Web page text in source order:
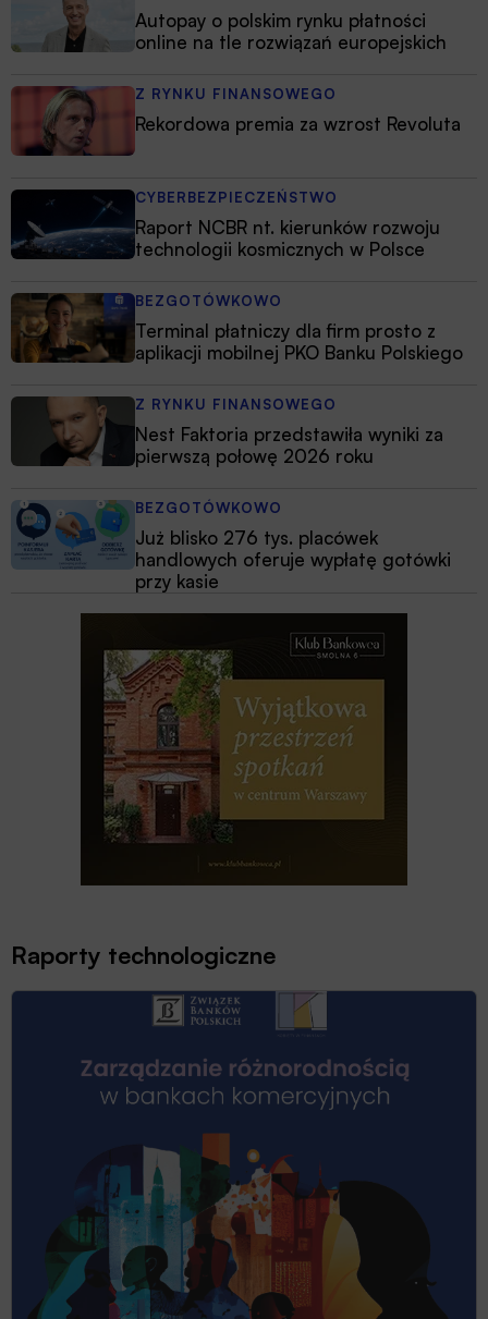
Autopay o polskim rynku płatności
online na tle rozwiązań europejskich
Z RYNKU FINANSOWEGO
Rekordowa premia za wzrost Revoluta
CYBERBEZPIECZEŃSTWO
Raport NCBR nt. kierunków rozwoju
technologii kosmicznych w Polsce
BEZGOTÓWKOWO
Terminal płatniczy dla firm prosto z
aplikacji mobilnej PKO Banku Polskiego
Z RYNKU FINANSOWEGO
Nest Faktoria przedstawiła wyniki za
pierwszą połowę 2026 roku
BEZGOTÓWKOWO
Już blisko 276 tys. placówek
handlowych oferuje wypłatę gotówki
przy kasie
Raporty technologiczne